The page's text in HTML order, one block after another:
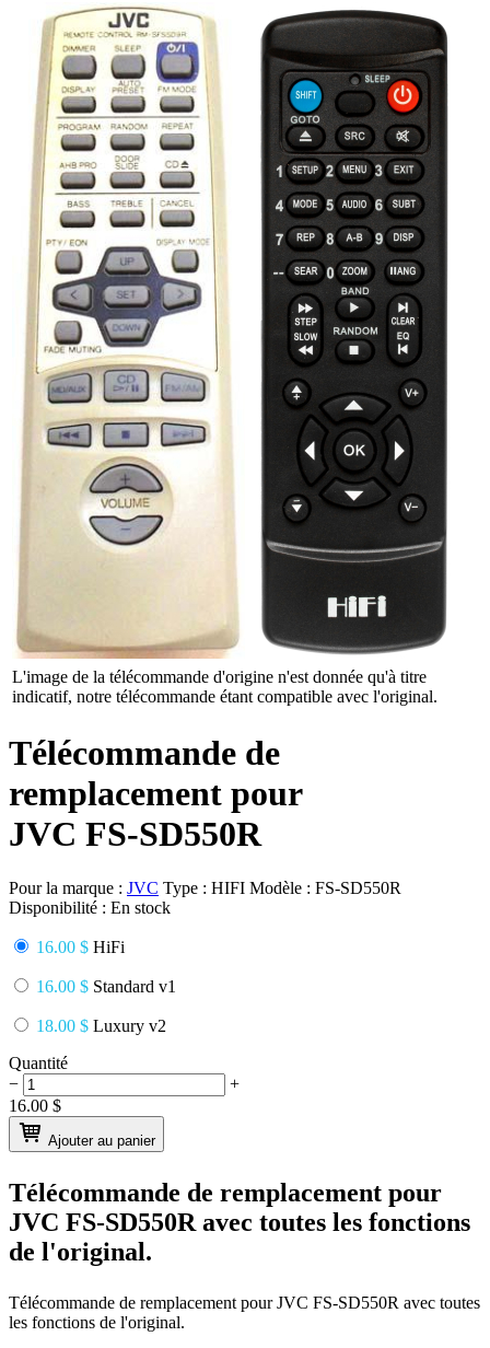
L'image de la télécommande d'origine n'est donnée qu'à titre
indicatif, notre télécommande étant compatible avec l'original.
Télécommande de
remplacement pour
JVC FS-SD550R
Pour la marque : JVC Type : HIFI Modèle : FS-SD550R
Disponibilité : En stock
16.00 $ HiFi
16.00 $ Standard v1
18.00 $ Luxury v2
Quantité
−
+
16.00 $
Ajouter au panier
Télécommande de remplacement pour
JVC FS-SD550R avec toutes les fonctions
de l'original.
Télécommande de remplacement pourJVC FS-SD550R avec toutes
les fonctions de l'original.